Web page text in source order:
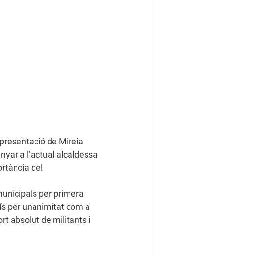
a l’actual alcaldessa
del
per primera
per unanimitat com a
absolut de militants i